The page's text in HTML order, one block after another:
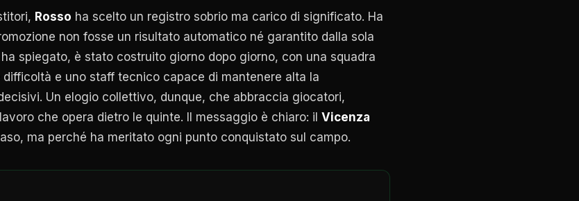
Rosso ha scelto un registro sobrio ma carico di significato. Ha
non fosse un risultato automatico né garantito dalla sola
spiegato, è stato costruito giorno dopo giorno, con una squadra
e uno staff tecnico capace di mantenere alta la
Un elogio collettivo, dunque, che abbraccia giocatori,
che opera dietro le quinte. Il messaggio è chiaro: il Vicenza
ma perché ha meritato ogni punto conquistato sul campo.